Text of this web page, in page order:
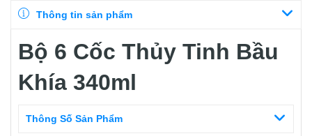
Thông tin sản phẩm
Bộ 6 Cốc Thủy Tinh Bầu
Khía 340ml
Thông Số Sản Phẩm